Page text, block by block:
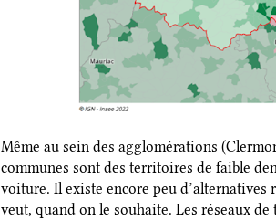
Même au sein des agglomérations
communes sont des territoires de faible
voiture. Il existe encore peu d’alternatives
veut, quand on le souhaite. Les réseaux